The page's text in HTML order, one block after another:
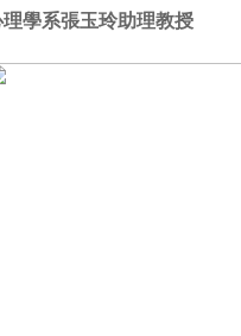
理學系張玉玲助理教授